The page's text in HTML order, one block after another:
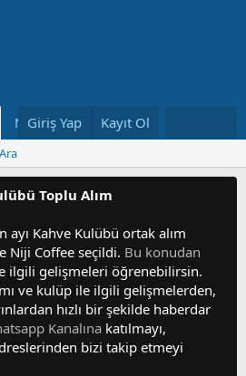
Neler Yeni Kullanıcılar
Giriş Yap Kayıt Ol
Toplu Alım
ayı Kahve Kulübü ortak alım
Niji Coffee seçildi. Bu konudan
ilgili gelişmeleri öğrenebilirsin.
ve kulüp ile ilgili gelişmelerden,
hızlı bir şekilde haberdar
Kanalına katılmayı,
bizi takip etmeyi